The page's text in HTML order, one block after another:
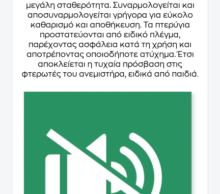
μεγάλη σταθερότητα. Συναρμολογείται και
αποσυναρμολογείται γρήγορα για εύκολο
καθαρισμό και αποθήκευση. Τα πτερύγια
προστατεύονται από ειδικό πλέγμα,
παρέχοντας ασφάλεια κατά τη χρήση και
αποτρέποντας οποιοδήποτε ατύχημα. Έτσι
αποκλείεται η τυχαία πρόσβαση στις
φτερωτές του ανεμιστήρα, ειδικά από παιδιά.